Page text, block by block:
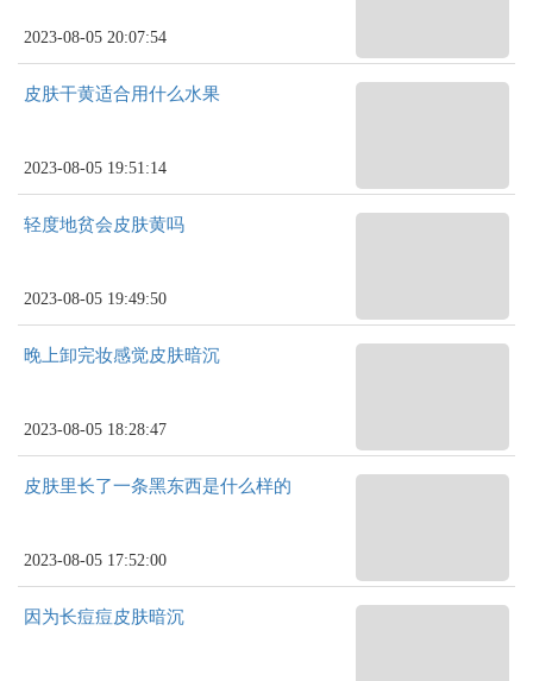
2023-08-05 20:07:54
皮肤干黄适合用什么水果
2023-08-05 19:51:14
轻度地贫会皮肤黄吗
2023-08-05 19:49:50
晚上卸完妆感觉皮肤暗沉
2023-08-05 18:28:47
皮肤里长了一条黑东西是什么样的
2023-08-05 17:52:00
因为长痘痘皮肤暗沉